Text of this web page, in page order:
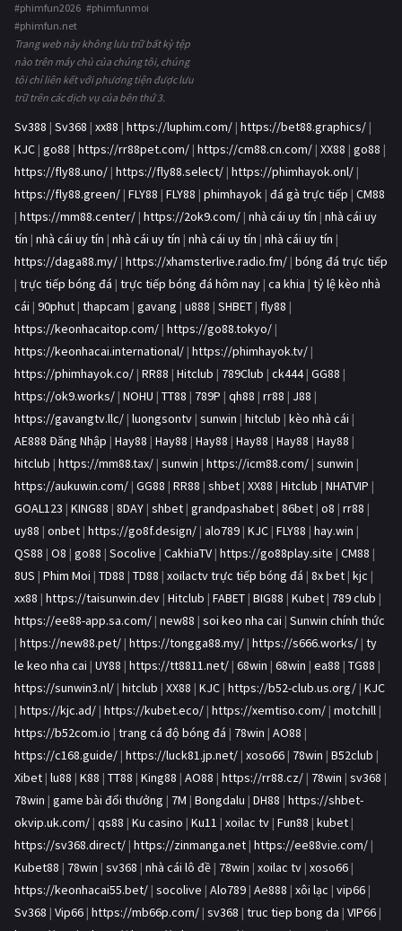
#phimfun2026 #phimfunmoi
#phimfun.net
Trang web này không lưu trữ bất kỳ tệp
nào trên máy chủ của chúng tôi, chúng
tôi chỉ liên kết với phương tiện được lưu
trữ trên các dịch vụ của bên thứ 3.
Sv388 | Sv368 | xx88 | https://luphim.com/ | https://bet88.graphics/ |
KJC | go88 | https://rr88pet.com/ | https://cm88.cn.com/ | XX88 | go88 |
https://fly88.uno/ | https://fly88.select/ | https://phimhayok.onl/ |
https://fly88.green/ | FLY88 | FLY88 | phimhayok | đá gà trực tiếp | CM88
| https://mm88.center/ | https://2ok9.com/ | nhà cái uy tín | nhà cái uy
tín | nhà cái uy tín | nhà cái uy tín | nhà cái uy tín | nhà cái uy tín |
https://daga88.my/ | https://xhamsterlive.radio.fm/ | bóng đá trực tiếp
| trực tiếp bóng đá | trực tiếp bóng đá hôm nay | ca khia | tỷ lệ kèo nhà
cái | 90phut | thapcam | gavang | u888 | SHBET | fly88 |
https://keonhacaitop.com/ | https://go88.tokyo/ |
https://keonhacai.international/ | https://phimhayok.tv/ |
https://phimhayok.co/ | RR88 | Hitclub | 789Club | ck444| GG88 |
https://ok9.works/ | NOHU | TT88 | 789P | qh88 | rr88 | J88 |
https://gavangtv.llc/ | luongsontv | sunwin | hitclub | kèo nhà cái |
AE888 Đăng Nhập | Hay88 | Hay88 | Hay88 | Hay88 | Hay88 | Hay88 |
hitclub | https://mm88.tax/ | sunwin | https://icm88.com/ | sunwin |
https://aukuwin.com/ | GG88 | RR88 | shbet | XX88 | Hitclub | NHATVIP |
GOAL123 | KING88 | 8DAY | shbet | grandpashabet | 86bet | o8 | rr88 |
uy88 | onbet | https://go8f.design/ | alo789 | KJC | FLY88 | hay.win |
QS88 | O8 | go88 | Socolive | CakhiaTV | https://go88play.site | CM88 |
8US | Phim Moi | TD88 | TD88 | xoilactv trực tiếp bóng đá | 8x bet | kjc |
xx88 | https://taisunwin.dev | Hitclub | FABET | BIG88 | Kubet | 789 club |
https://ee88-app.sa.com/ | new88 | soi keo nha cai | Sunwin chính thức
| https://new88.pet/ | https://tongga88.my/ | https://s666.works/ | ty
le keo nha cai | UY88 | https://tt8811.net/ | 68win | 68win | ea88 | TG88 |
https://sunwin3.nl/ | hitclub | XX88 | KJC | https://b52-club.us.org/ | KJC
| https://kjc.ad/ | https://kubet.eco/ | https://xemtiso.com/ | motchill |
https://b52com.io | trang cá độ bóng đá | 78win | AO88 |
https://c168.guide/ | https://luck81.jp.net/ | xoso66 | 78win | B52club |
Xibet | lu88 | K88 | TT88 | King88 | AO88 | https://rr88.cz/ | 78win | sv368 |
78win | game bài đổi thưởng | 7M | Bongdalu | DH88 | https://shbet-
okvip.uk.com/ | qs88 | Ku casino | Ku11 | xoilac tv | Fun88 | kubet |
https://sv368.direct/ | https://zinmanga.net | https://ee88vie.com/ |
Kubet88 | 78win | sv368 | nhà cái lô đề | 78win | xoilac tv | xoso66 |
https://keonhacai55.bet/ | socolive | Alo789 | Ae888 | xôi lạc | vip66 |
Sv368 | Vip66 | https://mb66p.com/ | sv368 | truc tiep bong da | VIP66 |